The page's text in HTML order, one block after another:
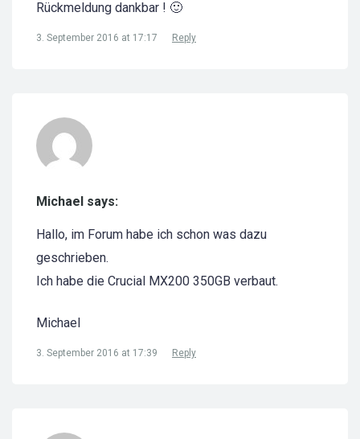
Rückmeldung dankbar ! 🙂
3. September 2016 at 17:17 Reply
Michael says:
Hallo, im Forum habe ich schon was dazu
geschrieben.
Ich habe die Crucial MX200 350GB verbaut.
Michael
3. September 2016 at 17:39 Reply